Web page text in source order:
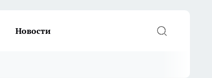
Новости